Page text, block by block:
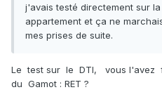
j'avais testé directement sur
appartement et ça ne
mes prises de suite.
Le test sur le DTI, vous l'avez
du Gamot : RET ?